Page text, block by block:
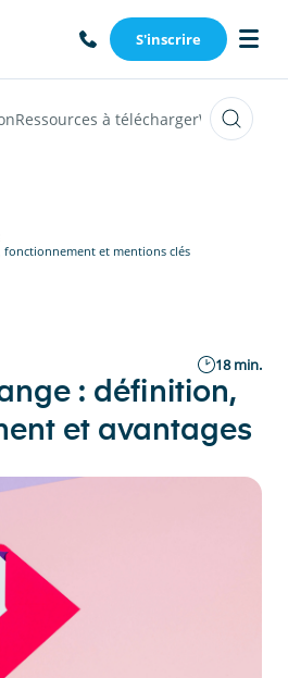
S'inscrire
Ressources à téléchargerWebinars
fonctionnement et mentions clés
18 min.
: définition,
et avantages